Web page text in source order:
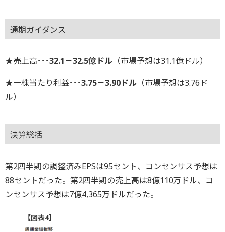
通期ガイダンス
★売上高･･･32.1－32.5億ドル （市場予想は31.1億ドル）
★一株当たり利益･･･3.75－3.90ドル （市場予想は3.76ド
ル）
決算総括
第2四半期の調整済みEPSは95セント、コンセンサス予想は
88セントだった。第2四半期の売上高は8億110万ドル、コ
ンセンサス予想は7億4,365万ドルだった。
【図表4】